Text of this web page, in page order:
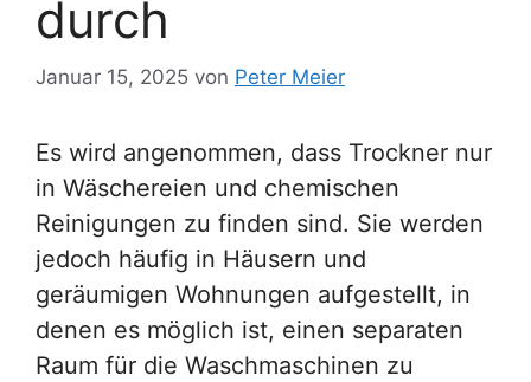
durch
Januar 15, 2025 von Peter Meier
Es wird angenommen, dass Trockner nur
in Wäschereien und chemischen
Reinigungen zu finden sind. Sie werden
jedoch häufig in Häusern und
geräumigen Wohnungen aufgestellt, in
denen es möglich ist, einen separaten
Raum für die Waschmaschinen zu